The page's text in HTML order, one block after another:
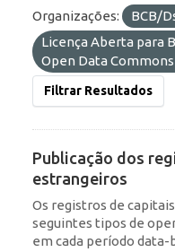
Organizações:
BCB/
Licença Aberta para
Open Data Commons
Filtrar Resultados
Publicação dos
estrangeiros
Os registros de
seguintes tipos de
em cada período